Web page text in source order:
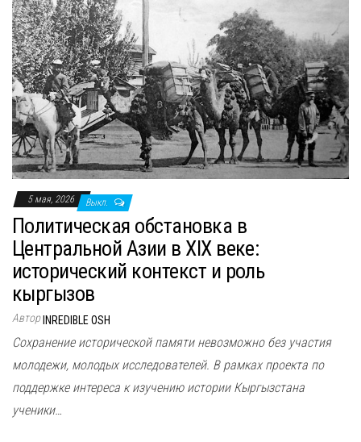
5 мая, 2026 Выкл.
Политическая обстановка в
Центральной Азии в XIX веке:
исторический контекст и роль
кыргызов
Автор INREDIBLE OSH
Сохранение исторической памяти невозможно без участия
молодежи, молодых исследователей. В рамках проекта по
поддержке интереса к изучению истории Кыргызстана
ученики…